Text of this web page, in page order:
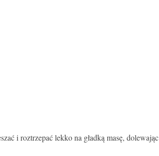
i roztrzepać lekko na gładką masę, dolewając